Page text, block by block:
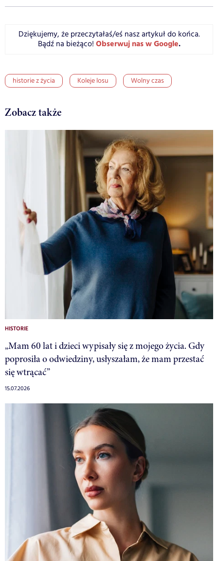
Dziękujemy, że przeczytałaś/eś nasz artykuł do końca.
Bądź na bieżąco! Obserwuj nas w Google.
historie z życia Koleje losu Wolny czas
Zobacz także
HISTORIE
„Mam 60 lat i dzieci wypisały się z mojego życia. Gdy
poprosiła o odwiedziny, usłyszałam, że mam przestać
się wtrącać”
15.07.2026